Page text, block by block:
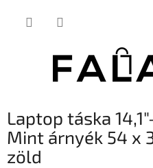
Laptop táska
Mint árnyék 54 x
zöld